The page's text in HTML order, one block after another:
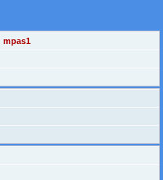
mpas1